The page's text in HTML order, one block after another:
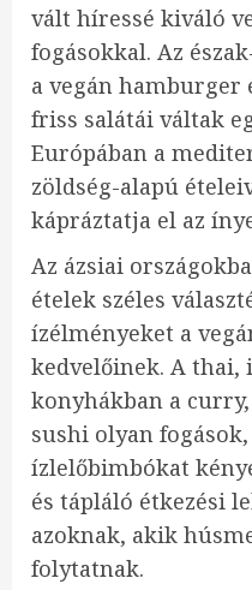
vált híressé kiváló
fogásokkal. Az
a vegán hamburger
friss salátái váltak
Európában a
zöldség-alapú
kápráztatja el az
Az ázsiai
ételek széles
ízélményeket a
kedvelőinek. A thai,
konyhákban a
sushi olyan
ízlelőbimbókat
és tápláló étkezési
azoknak, akik
folytatnak.